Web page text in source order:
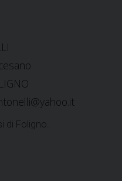
di Foligno.